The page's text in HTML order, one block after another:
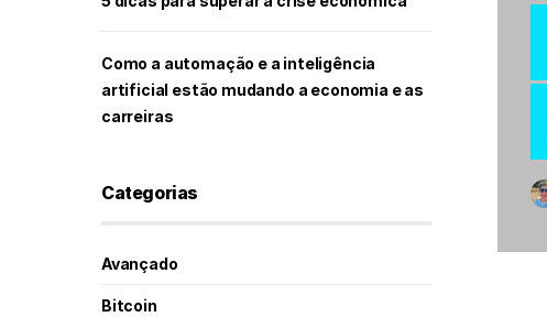
Como a automação e a inteligência
artificial estão mudando a economia e as
carreiras
Categorias
Avançado
Bitcoin